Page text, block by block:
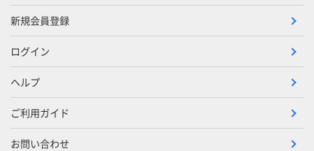
新規会員登録
ログイン
ヘルプ
ご利用ガイド
お問い合わせ